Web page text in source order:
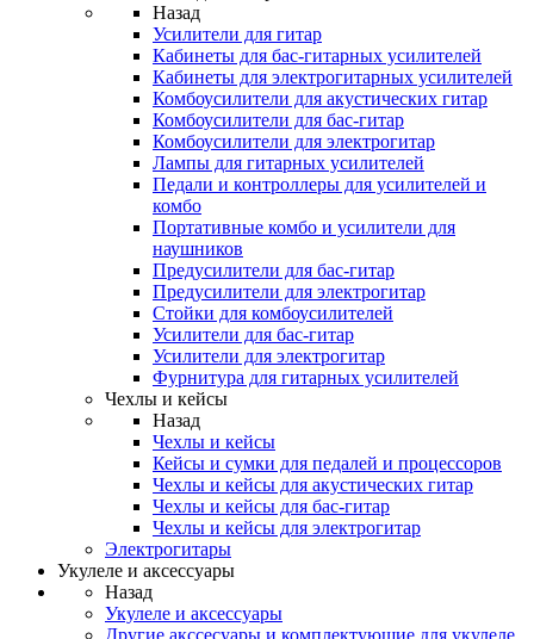
Назад
Усилители для гитар
Кабинеты для бас-гитарных усилителей
Кабинеты для электрогитарных усилителей
Комбоусилители для акустических гитар
Комбоусилители для бас-гитар
Комбоусилители для электрогитар
Лампы для гитарных усилителей
Педали и контроллеры для усилителей и
комбо
Портативные комбо и усилители для
наушников
Предусилители для бас-гитар
Предусилители для электрогитар
Стойки для комбоусилителей
Усилители для бас-гитар
Усилители для электрогитар
Фурнитура для гитарных усилителей
Чехлы и кейсы
Назад
Чехлы и кейсы
Кейсы и сумки для педалей и процессоров
Чехлы и кейсы для акустических гитар
Чехлы и кейсы для бас-гитар
Чехлы и кейсы для электрогитар
Электрогитары
Укулеле и аксессуары
Назад
Укулеле и аксессуары
Другие акссесуары и комплектующие для укулеле